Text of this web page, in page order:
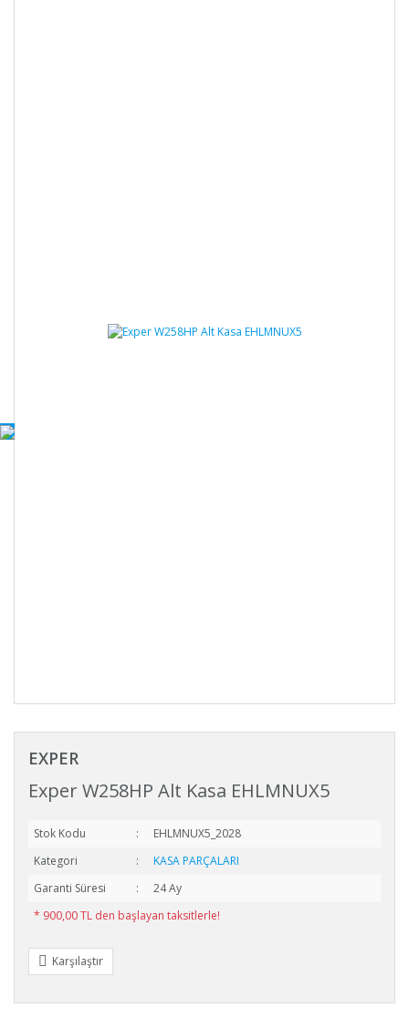
EXPER
Exper W258HP Alt Kasa EHLMNUX5
Stok Kodu
EHLMNUX5_2028
Kategori
KASA PARÇALARI
Garanti Süresi
24 Ay
* 900,00 TL den başlayan taksitlerle!
Karşılaştır